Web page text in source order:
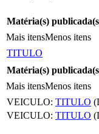
Matéria(s)
Mais itensMenos itens
TITULO
Matéria(s)
Mais itensMenos itens
VEICULO: TITULO
VEICULO: TITULO